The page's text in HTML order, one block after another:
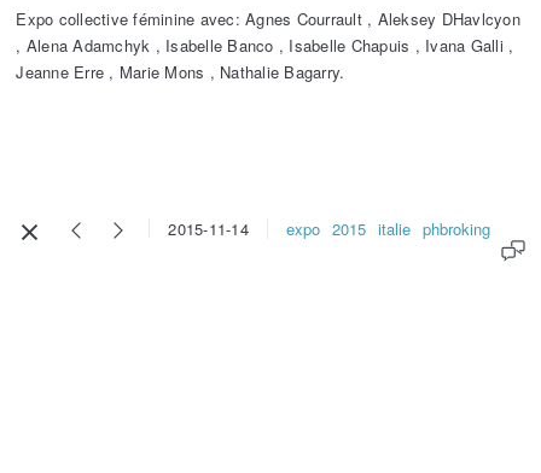
Expo collective féminine avec: Agnes Courrault , Aleksey DHavlcyon
, Alena Adamchyk , Isabelle Banco , Isabelle Chapuis , Ivana Galli ,
Jeanne Erre , Marie Mons , Nathalie Bagarry.
2015-11-14 expo 2015 italie phbroking